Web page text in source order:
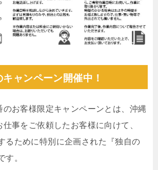
ャンペーン開催中！
のお客様限定キャンペーンとは、沖縄
事をご依頼したお客様に向けて、
るために特別に企画された『独自の
す。